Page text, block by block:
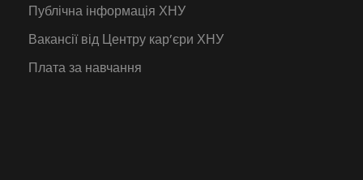
Публічна інформація ХНУ
Вакансії від Центру кар’єри ХНУ
Плата за навчання